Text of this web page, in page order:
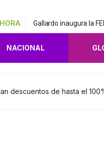
Gallardo inaugura la
NACIONAL
descuentos de hasta el